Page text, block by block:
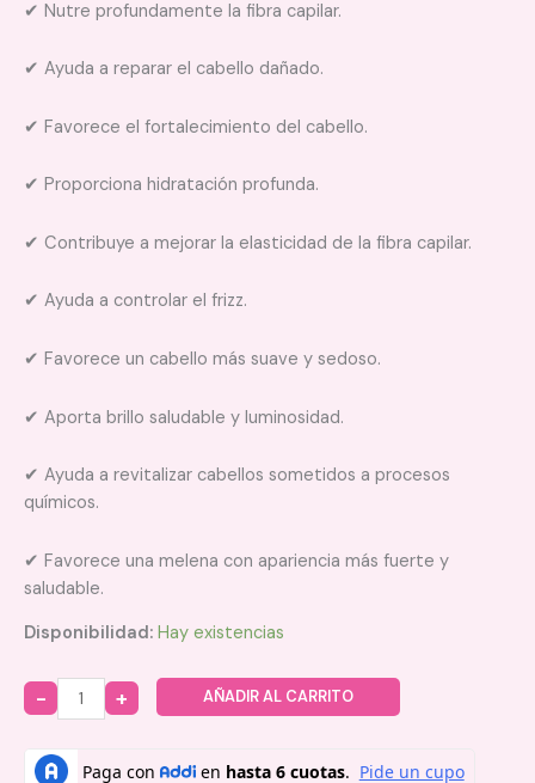
✔ Nutre profundamente la fibra capilar.
✔ Ayuda a reparar el cabello dañado.
✔ Favorece el fortalecimiento del cabello.
✔ Proporciona hidratación profunda.
✔ Contribuye a mejorar la elasticidad de la fibra capilar.
✔ Ayuda a controlar el frizz.
✔ Favorece un cabello más suave y sedoso.
✔ Aporta brillo saludable y luminosidad.
✔ Ayuda a revitalizar cabellos sometidos a procesos
químicos.
✔ Favorece una melena con apariencia más fuerte y
saludable.
Disponibilidad: Hay existencias
Quantity
AÑADIR AL CARRITO